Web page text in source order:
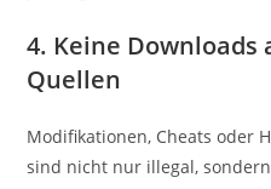
4. Keine Downloads
Quellen
Modifikationen, Cheats oder
sind nicht nur illegal,